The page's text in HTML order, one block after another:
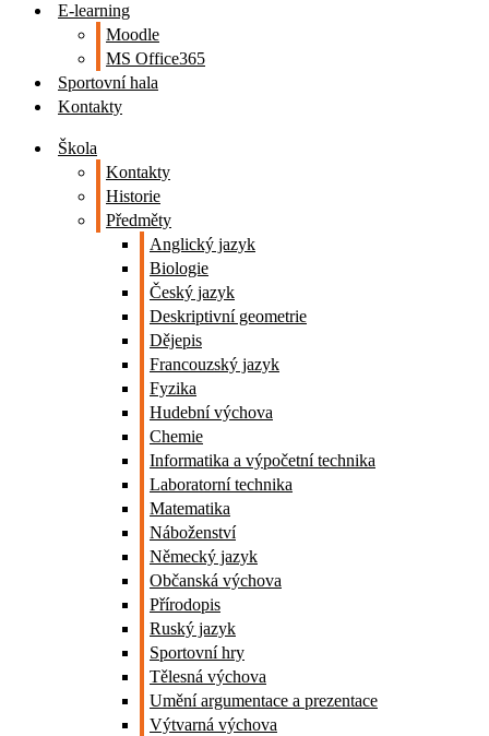
E-learning
Moodle
MS Office365
Sportovní hala
Kontakty
Škola
Kontakty
Historie
Předměty
Anglický jazyk
Biologie
Český jazyk
Deskriptivní geometrie
Dějepis
Francouzský jazyk
Fyzika
Hudební výchova
Chemie
Informatika a výpočetní technika
Laboratorní technika
Matematika
Náboženství
Německý jazyk
Občanská výchova
Přírodopis
Ruský jazyk
Sportovní hry
Tělesná výchova
Umění argumentace a prezentace
Výtvarná výchova